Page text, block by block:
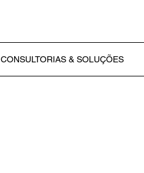
CONSULTORIAS & SOLUÇÕES